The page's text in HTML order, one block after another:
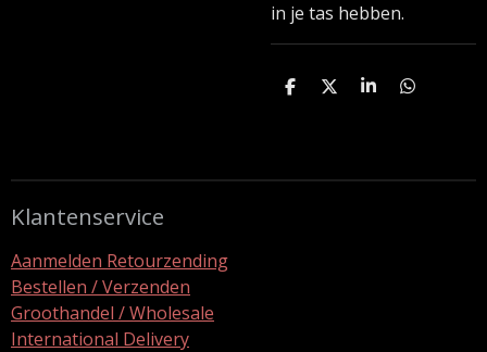
in je tas hebben.
D
D
S
D
Klantenservice
Aanmelden Retourzending
Bestellen / Verzenden
Groothandel / Wholesale
International Delivery